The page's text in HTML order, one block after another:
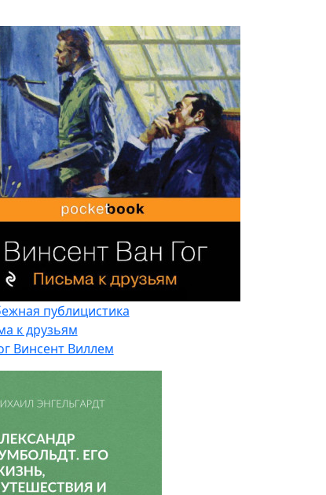
публицистика
к друзьям
Винсент Виллем